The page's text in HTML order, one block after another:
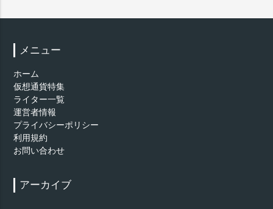
メニュー
ホーム
仮想通貨特集
ライター一覧
運営者情報
プライバシーポリシー
利用規約
お問い合わせ
アーカイブ